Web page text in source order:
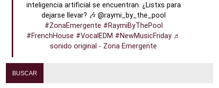
inteligencia artificial se encuentran. ¿Listxs para
dejarse llevar? 🎶 @raymi_by_the_pool
#ZonaEmergente #RaymiByThePool
#FrenchHouse #VocalEDM #NewMusicFriday ♬
sonido original - Zona Emergente
BUSCAR